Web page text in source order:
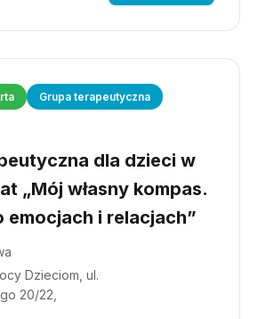
Grupa terapeutyczna
dla dzieci w
„Mój własny kompas.
emocjach i relacjach”
Dzieciom, ul.
20/22,